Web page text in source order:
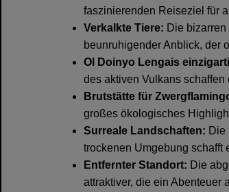
faszinierenden Reiseziel für
Verkalkte Tiere: Die
beunruhigender Anblick, der
Ol Doinyo Lengais
des aktiven Vulkans
Brutstätte für
großes ökologisches
Surreale Landschaften: Die
trockenen Umgebung schafft
Entfernter Standort: Die
attraktiver, die ein Abenteuer